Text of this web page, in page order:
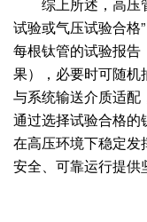
综上所述，高压
试验或气压试验合格
每根钛管的试验报
果），必要时可随
与系统输送介质适配
通过选择试验合格的
在高压环境下稳定发
安全、可靠运行提供